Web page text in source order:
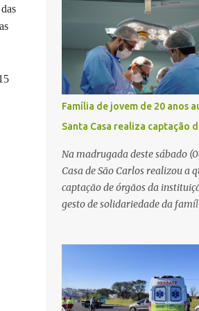
maior benefício possível à
reflexão encontra respaldo
da admini...
volta das 12h16, no quilômetro
norte. Segundo informações
Controle Operacional (CCO) da
concessionária Eixo SP, o
devido a uma falha técnica na
cobrança. Dinâmica do
com o relato do motorista do
(modelo M. Benz/Busscar), ao
pista de cobrança automática
cancela eletrônica não realizou
automática, o que o obrigou a
veículo. Um caminhão Scania P
Apesar da interdição parcial da
houve registro de
significativo no trecho, ...
Família de jovem de 20 anos
Santa Casa realiza captação
Na madrugada deste sábado
Casa de São Carlos realizou a
captação de órgãos da
gesto de solidariedade da
que até cinco pessoas tenham
oportunidade de vida por meio
transplante. Por se tratar de